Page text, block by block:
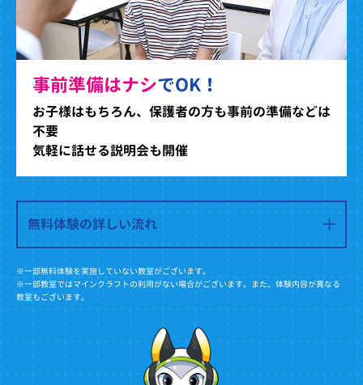
事前準備はナシでOK！
お子様はもちろん、保護者の方も事前の準備などは
不要
気軽に話せる説明会も開催
無料体験の詳しい流れ
※一部無料体験を実施していない教室がございます。
※一部教室ではマインクラフトの利用がない場合がございます。また、体験内容が異なる
教室もございます。